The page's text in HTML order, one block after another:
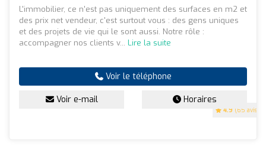
4.9 (65 avis)
L'immobilier, ce n'est pas uniquement des surfaces en m2 et
des prix net vendeur, c'est surtout vous : des gens uniques
et des projets de vie qui le sont aussi. Notre rôle :
accompagner nos clients v... Lire la suite
Voir le téléphone
Voir e-mail Horaires